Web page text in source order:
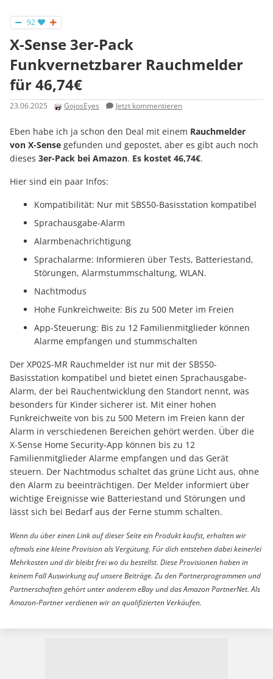
92
X-Sense 3er-Pack
Funkvernetzbarer Rauchmelder
für 46,74€
23.06.2025 GojosEyes Jetzt kommentieren
Eben habe ich ja schon den Deal mit einem Rauchmelder
von X-Sense gefunden und gepostet, aber es gibt auch noch
dieses 3er-Pack bei Amazon. Es kostet 46,74€.
Hier sind ein paar Infos:
Kompatibilität: Nur mit SBS50-Basisstation kompatibel
Sprachausgabe-Alarm
Alarmbenachrichtigung
Sprachalarme: Informieren über Tests, Batteriestand,
Störungen, Alarmstummschaltung, WLAN.
Nachtmodus
Hohe Funkreichweite: Bis zu 500 Meter im Freien
App-Steuerung: Bis zu 12 Familienmitglieder können
Alarme empfangen und stummschalten
Der XP02S-MR Rauchmelder ist nur mit der SBS50-
Basisstation kompatibel und bietet einen Sprachausgabe-
Alarm, der bei Rauchentwicklung den Standort nennt, was
besonders für Kinder sicherer ist. Mit einer hohen
Funkreichweite von bis zu 500 Metern im Freien kann der
Alarm in verschiedenen Bereichen gehört werden. Über die
X-Sense Home Security-App können bis zu 12
Familienmitglieder Alarme empfangen und das Gerät
steuern. Der Nachtmodus schaltet das grüne Licht aus, ohne
den Alarm zu beeinträchtigen. Der Melder informiert über
wichtige Ereignisse wie Batteriestand und Störungen und
lässt sich bei Bedarf aus der Ferne stumm schalten.
Wenn du über einen Link auf dieser Seite ein Produkt kaufst, erhalten wir
oftmals eine kleine Provision als Vergütung. Für dich entstehen dabei keinerlei
Mehrkosten und dir bleibt frei wo du bestellst. Diese Provisionen haben in
keinem Fall Auswirkung auf unsere Beiträge. Zu den Partnerprogrammen und
Partnerschaften gehört unter anderem eBay und das Amazon PartnerNet. Als
Amazon-Partner verdienen wir an qualifizierten Verkäufen.